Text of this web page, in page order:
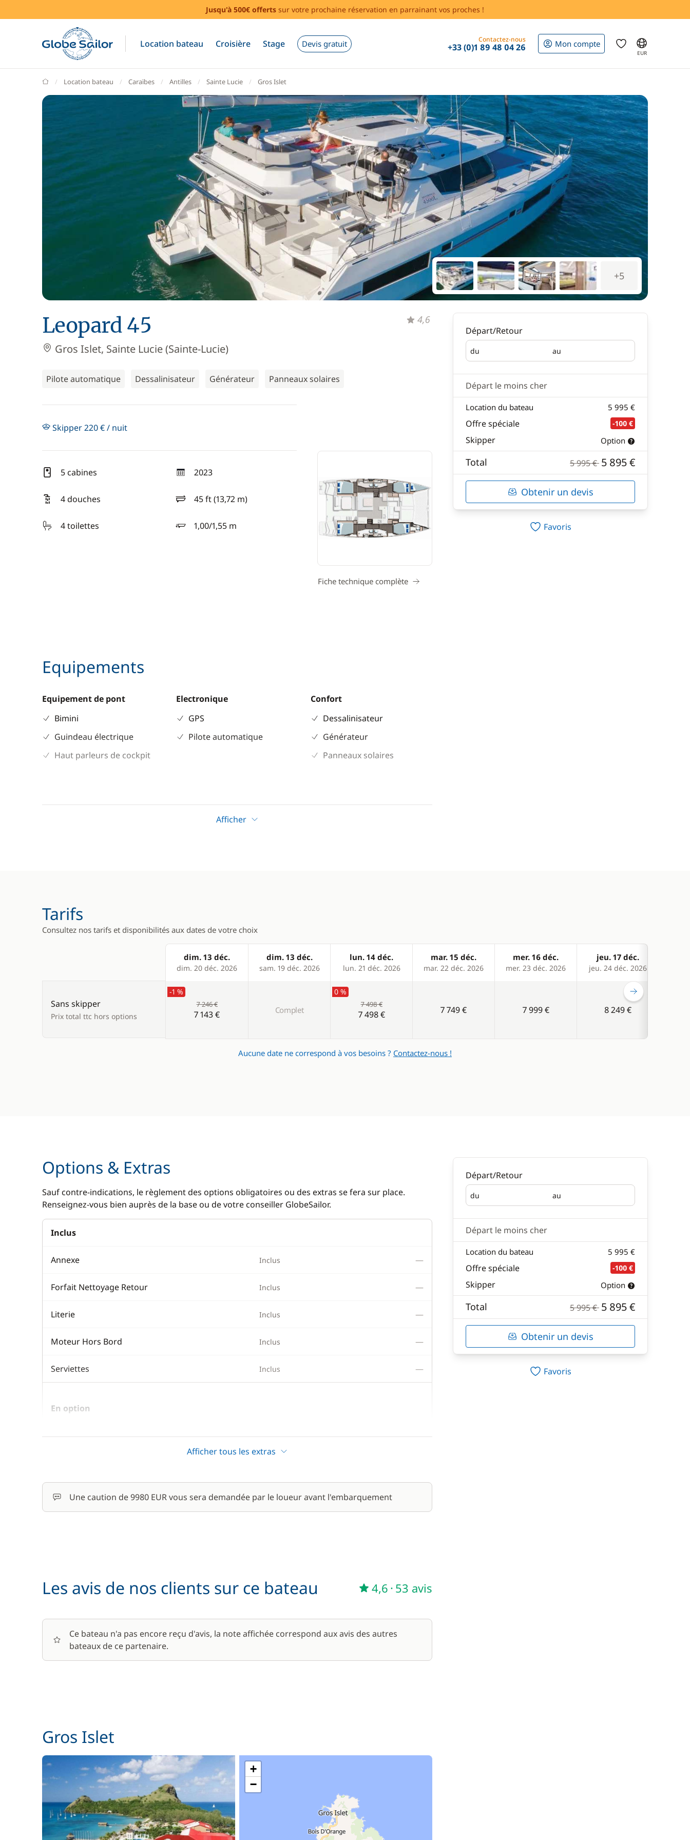
Jusqu'à 500€ offerts sur votre prochaine réservation en parrainant vos proches !
Location bateau Croisière Stage Devis gratuit Contactez-nous
+33 (0)1 89 48 04 26 Mon compte
EUR
GlobeSailor
Location bateau Caraïbes Antilles Sainte Lucie Gros Islet
+5
Leopard 45
Gros Islet, Sainte Lucie (Sainte-Lucie)
Pilote automatique Dessalinisateur Générateur Panneaux solaires
4,6
Skipper 220 € / nuit
5 cabines 2023
année
4 douches
45 ft (13,72 m)
longueur
4 toilettes
1,00/1,55 m
tirant d'eau
Fiche technique complète
Equipements
Equipement de pont
Bimini
Guindeau électrique
Haut parleurs de cockpit
Electronique
GPS
Pilote automatique
Confort
Dessalinisateur
Générateur
Panneaux solaires
Afficher
Départ/Retour
du
Départ au
Retour
Départ le moins cher
Location du bateau 5 995 €
Offre spéciale -100 €
Skipper Option
Total 5 995 € 5 895 €
Obtenir un devis
Favoris
Tarifs
Consultez nos tarifs et disponibilités aux dates de votre choix
Products
dim. 13 déc.
dim. 20 déc. 2026
dim. 13 déc.
sam. 19 déc. 2026
lun. 14 déc.
lun. 21 déc. 2026
mar. 15 déc.
mar. 22 déc. 2026
mer. 16 déc.
mer. 23 déc. 2026
jeu. 17 déc.
jeu. 24 déc. 2026
Sans skipper
Prix total ttc hors options
-1 %
7 246 €
7 143 € Complet
0 %
7 498 €
7 498 € 7 749 € 7 999 € 8 249 €
Aucune date ne correspond à vos besoins ? Contactez-nous !
Options & Extras
Sauf contre-indications, le règlement des options obligatoires ou des extras se fera sur place.
Renseignez-vous bien auprès de la base ou de votre conseiller GlobeSailor.
Inclus
Annexe Inclus —
Forfait Nettoyage Retour Inclus —
Literie Inclus —
Moteur Hors Bord Inclus —
Serviettes Inclus —
En option
Avitaillement 25,00 €
À partir de
Rachat de Franchise 125,00 €
Skipper (repas non inclus)
Afficher tous les extras
Une caution de 9980 EUR vous sera demandée par le loueur avant l'embarquement
Les avis de nos clients sur ce bateau 4,6 · 53 avis
Ce bateau n'a pas encore reçu d'avis, la note affichée correspond aux avis des autres
bateaux de ce partenaire.
Gros Islet
+
−
Départ/Retour
du
Départ au
Retour
Départ le moins cher
Location du bateau 5 995 €
Offre spéciale -100 €
Skipper Option
Total 5 995 € 5 895 €
Obtenir un devis
Favoris